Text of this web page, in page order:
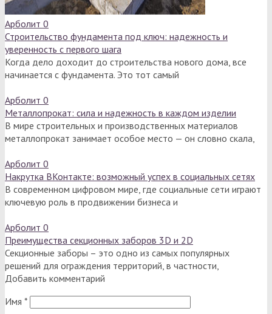
Арболит 0
Строительство фундамента под ключ: надежность и
уверенность с первого шага
Когда дело доходит до строительства нового дома, все
начинается с фундамента. Это тот самый
Арболит 0
Металлопрокат: сила и надежность в каждом изделии
В мире строительных и производственных материалов
металлопрокат занимает особое место — он словно скала,
Арболит 0
Накрутка ВКонтакте: возможный успех в социальных сетях
В современном цифровом мире, где социальные сети играют
ключевую роль в продвижении бизнеса и
Арболит 0
Преимущества секционных заборов 3D и 2D
Секционные заборы – это одно из самых популярных
решений для ограждения территорий, в частности,
Добавить комментарий
Имя *